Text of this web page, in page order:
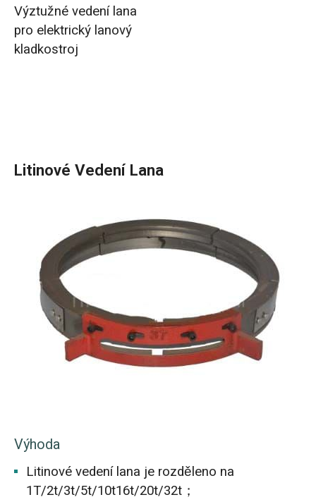
Výztužné vedení lana
pro elektrický lanový
kladkostroj
Litinové Vedení Lana
Výhoda
Litinové vedení lana je rozděleno na
1T/2t/3t/5t/10t16t/20t/32t；